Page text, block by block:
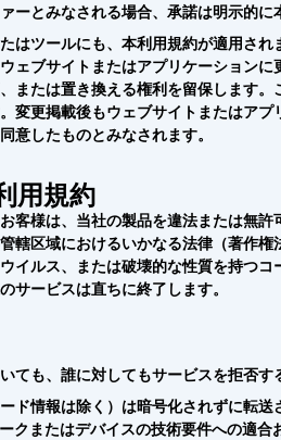
ーとみなされる場合、承諾は明示的に
はツールにも、本利用規約が適用さ
ェブサイトまたはアプリケーション
または置き換える権利を留保します
変更掲載後もウェブサイトまたはア
意したものとみなされます。
用規約
客様は、当社の製品を違法または無
轄区域におけるいかなる法律（著作
イルス、または破壊的な性質を持つ
サービスは直ちに終了します。
ても、誰に対してもサービスを拒否す
ド情報は除く）は暗号化されずに転
クまたはデバイスの技術要件への適